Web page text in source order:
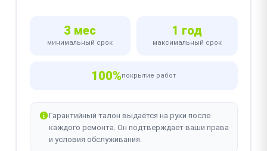
3 мес
минимальный срок
1 год
максимальный срок
100%покрытие работ
Гарантийный талон выдаётся на руки после
каждого ремонта. Он подтверждает ваши права
и условия обслуживания.